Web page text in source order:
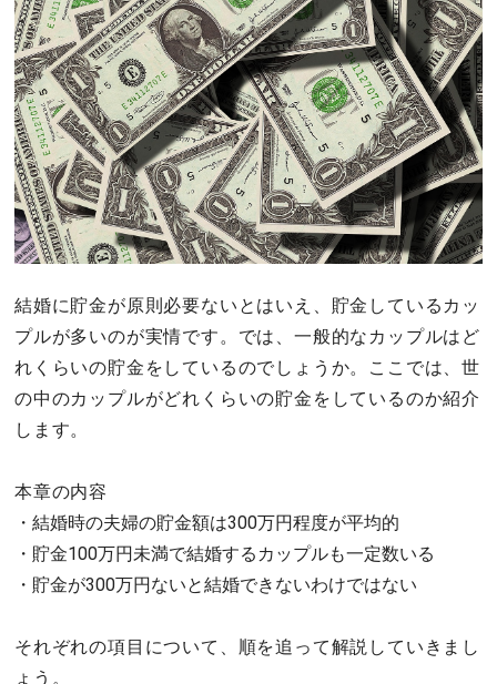
結婚に貯金が原則必要ないとはいえ、貯金しているカッ
プルが多いのが実情です。では、一般的なカップルはど
れくらいの貯金をしているのでしょうか。ここでは、世
の中のカップルがどれくらいの貯金をしているのか紹介
します。
本章の内容
・ 結婚時の夫婦の貯金額は300万円程度が平均的
・貯金100万円未満で結婚するカップルも一定数いる
・貯金が300万円ないと結婚できないわけではない
それぞれの項目について、順を追って解説していきまし
ょう。